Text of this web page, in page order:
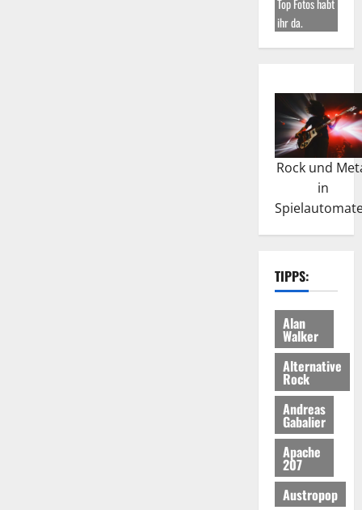
Top Fotos habt
ihr da.
Rock und
in
TIPPS:
Alan
Walker
Alternative
Rock
Andreas
Gabalier
Apache
207
Austropop